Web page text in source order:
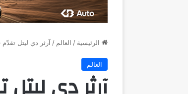
الرئيسية / العالم / آرثر دي ليتل
العالم